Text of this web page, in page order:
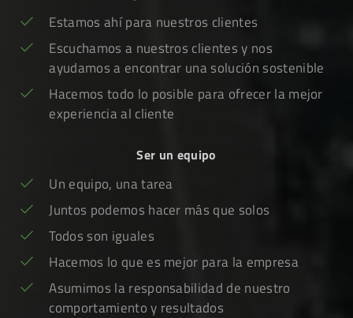
Estamos ahí para nuestros clientes
Escuchamos a nuestros clientes y nos
ayudamos a encontrar una solución sostenible
Hacemos todo lo posible para ofrecer la mejor
experiencia al cliente
Ser un equipo
Un equipo, una tarea
Juntos podemos hacer más que solos
Todos son iguales
Hacemos lo que es mejor para la empresa
Asumimos la responsabilidad de nuestro
comportamiento y resultados